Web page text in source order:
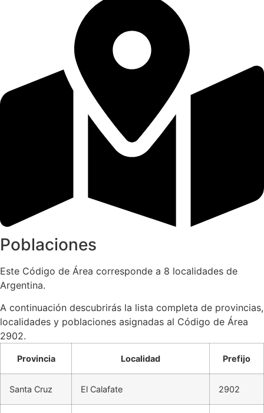
Poblaciones
Este Código de Área corresponde a 8 localidades de
Argentina.
A continuación descubrirás la lista completa de provincias,
localidades y poblaciones asignadas al Código de Área
2902.
Provincia Localidad Prefijo
Santa Cruz El Calafate 2902